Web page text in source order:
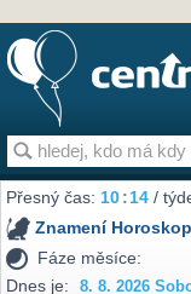
Přesný čas:10:14 /
Znamení
Fáze měsíce:
Dnes je:
8. 8. 2026